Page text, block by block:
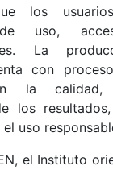
los
de uso,
La
con
la
los
uso
el Instituto